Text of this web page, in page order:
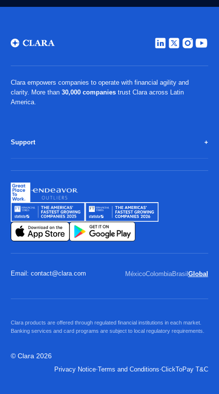
Clara empowers companies to operate with financial agility and
clarity. More than30,000 companiestrust Clara across Latin
America.
Support
Email: contact@clara.com MéxicoColombiaBrasilGlobal
Clara products are offered through regulated financial institutions in each market.
Banking services and card programs are subject to local regulatory requirements.
© Clara 2026
Privacy Notice·Terms and Conditions·ClickToPay T&C